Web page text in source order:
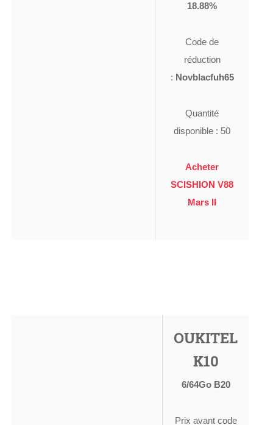
18.88%
Code de
réduction
: Novblacfuh65
Quantité
disponible : 50
Acheter
SCISHION V88
Mars II
OUKITEL
K10
6/64Go B20
Prix avant code